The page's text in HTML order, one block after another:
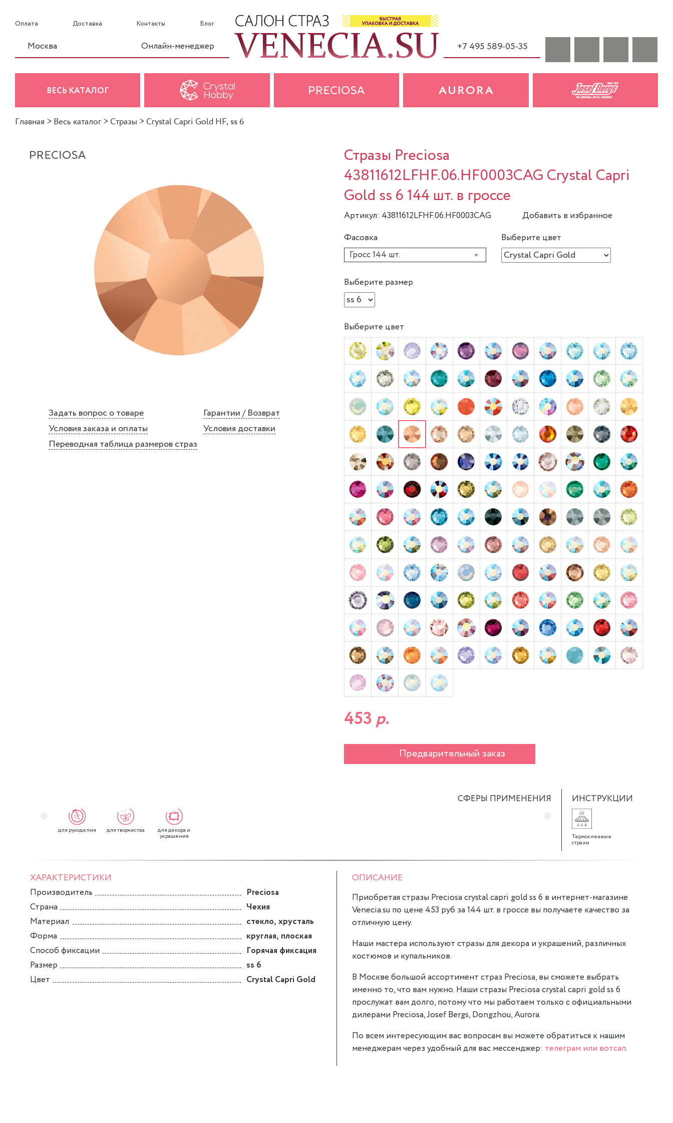
Оплата Доставка Контакты Блог
Москва Онлайн-менеджер +7 495 589-05-35
ВЕСЬ КАТАЛОГ
Главная > Весь каталог > Стразы > Crystal Capri Gold HF, ss 6
Задать вопрос о товаре
Гарантии / Возврат
Условия заказа и оплаты
Условия доставки
Переводная таблица размеров страз
Стразы Preciosa
43811612LFHF.06.HF0003CAG Crystal Capri
Gold ss 6 144 шт. в гроссе
Артикул: 43811612LFHF.06.HF0003CAG
Добавить в избранное
Фасовка
Гросс 144 шт.
Выберите цвет
Выберите размер
Выберите цвет
453 р.
Предварительный заказ
СФЕРЫ ПРИМЕНЕНИЯ
для рукоделия для творчества для декора и
украшения
ИНСТРУКЦИИ
Термоклеевые
стразы
ХАРАКТЕРИСТИКИ
Производитель
Preciosa
Страна
Чехия
Материал
стекло, хрусталь
Форма
круглая, плоская
Способ фиксации
Горячая фиксация
Размер
ss 6
Цвет
Crystal Capri Gold
ОПИСАНИЕ
Приобретая стразы Preciosa crystal capri gold ss 6 в интернет-магазине
Venecia.su по цене 453 руб за 144 шт. в гроссе вы получаете качество за
отличную цену.
Наши мастера используют стразы для декора и украшений, различных
костюмов и купальников.
В Москве большой ассортимент страз Preciosa, вы сможете выбрать
именно то, что вам нужно. Наши стразы Preciosa crystal capri gold ss 6
прослужат вам долго, потому что мы работаем только с официальными
дилерами Preciosa, Josef Bergs, Dongzhou, Aurora.
По всем интересующим вас вопросам вы можете обратиться к нашим
менеджерам через удобный для вас мессенджер: телеграм или вотсап.